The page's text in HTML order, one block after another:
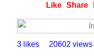
Like Share
3 likes 20602 views